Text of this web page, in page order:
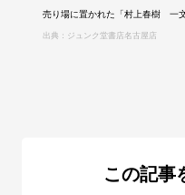
売り場に置かれた「村上春樹 一
出典：ジュンク堂書店名古屋店
この記事